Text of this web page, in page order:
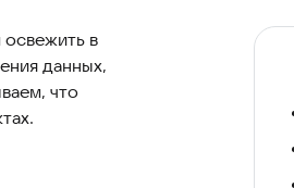
в
данных,
что